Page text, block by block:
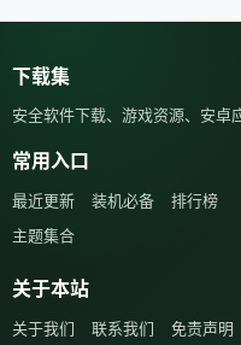
下载集
安全软件下载、游戏资源、安卓
常用入口
最近更新 装机必备
排行榜
主题集合
关于本站
关于我们 联系我们 免责声明